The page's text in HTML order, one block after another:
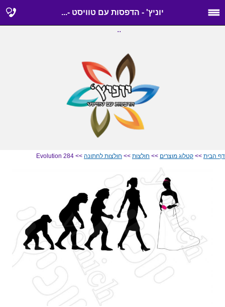
יוניץ' - הדפסות עם טוויסט -...
..
דף הבית >> קטלוג מוצרים >> חולצות >> חולצות לחתונה >> Evolution 284